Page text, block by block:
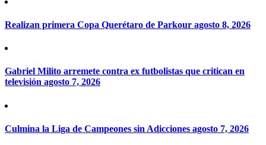
Realizan primera Copa Querétaro de Parkour agosto 8, 2026
Gabriel Milito arremete contra ex futbolistas que critican en
televisión agosto 7, 2026
Culmina la Liga de Campeones sin Adicciones agosto 7, 2026